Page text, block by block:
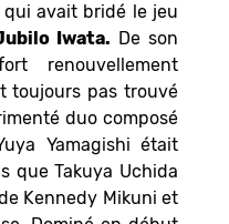
avait bridé le jeu
Iwata. De son
renouvellement
toujours pas trouvé
duo composé
Yamagishi était
que Takuya Uchida
Kennedy Mikuni et